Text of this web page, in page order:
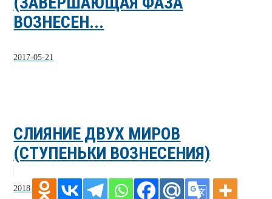
ВОЗНЕСЕН...
2017-05-21
СЛИЯНИЕ ДВУХ МИРОВ
(СТУПЕНЬКИ ВОЗНЕСЕНИЯ)
2018-11-25